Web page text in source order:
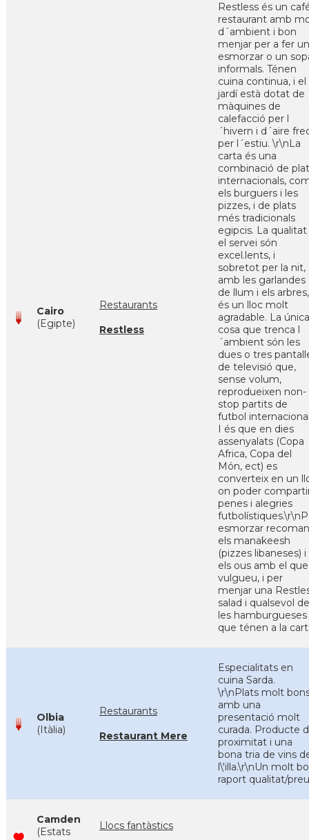
Cairo
(Egipte)
Restaurants
Restless
Restless és un
restaurant amb
d´ambient i bon
menjar per a fer un
esmorzar o un
informals. Ténen
cuina continua, i el
jardí està dotat de
màquines de
calefacció per l
´hivern i d´aire
per l´estiu. \r\nLa
carta és una
combinació de
internacionals,
els burguers i les
pizzes, i de plats
més tradicionals
egipcis. La qualitat
el servei són
excel.lents, i
sobretot per la nit,
amb les garlandes
de llum i els arbres,
és un lloc molt
agradable. La única
cosa que trenca l
´ambient són les
dues o tres
de televisió que,
sense volum,
reprodueixen non-
stop partits de
futbol
I és que en dies
assenyalats (Copa
Africa, Copa del
Món, ect) es
converteix en un
on poder
penes i alegries
esmorzar
els manakeesh
(pizzes libaneses) i
els ous amb el que
vulgueu, i per
menjar una
salad i qualsevol de
les hamburgueses
que ténen a la
Olbia
(Itàlia)
Restaurants
Restaurant Mere
Especialitats en
cuina Sarda.
\r\nPlats molt
amb una
presentació molt
curada. Producte
proximitat i una
bona tria de vins
l\'illa.\r\nUn molt
raport qualitat/preu
Camden
(Estats
Llocs fantàstics